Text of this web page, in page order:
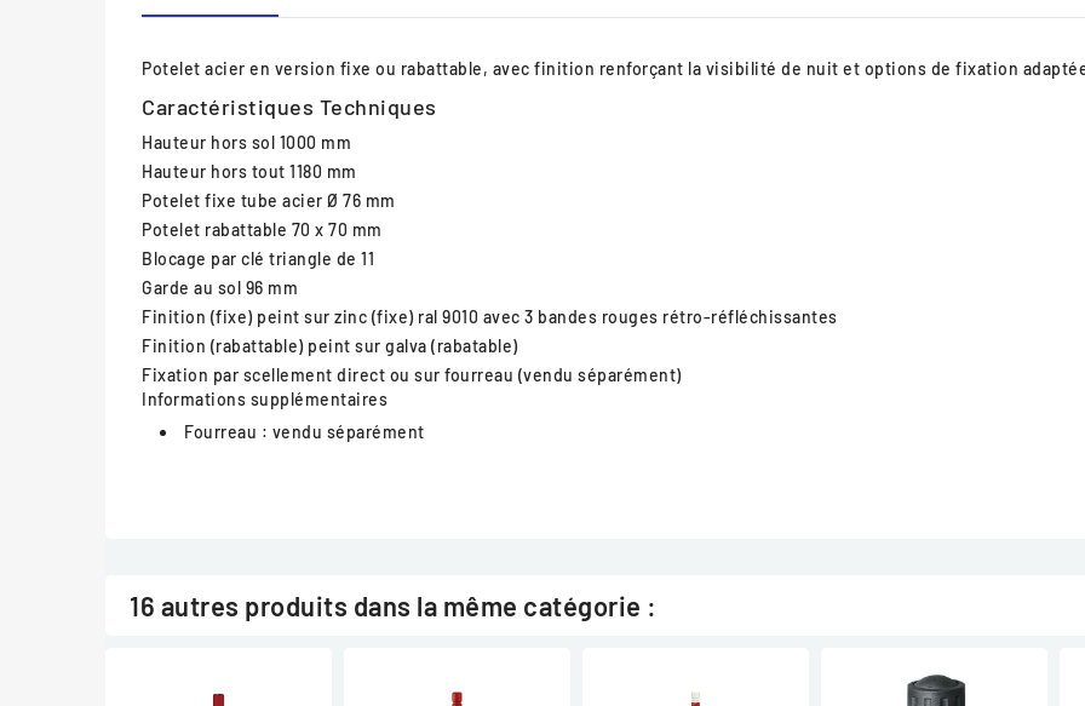
Potelet acier en version fixe ou rabattable, avec finition renforçant la visibilité de nuit et options de fixation
Caractéristiques Techniques
Hauteur hors sol 1000 mm
Hauteur hors tout 1180 mm
Potelet fixe tube acier Ø 76 mm
Potelet rabattable 70 x 70 mm
Blocage par clé triangle de 11
Garde au sol 96 mm
Finition (fixe) peint sur zinc (fixe) ral 9010 avec 3 bandes rouges rétro-réfléchissantes
Finition (rabattable) peint sur galva (rabatable)
Fixation par scellement direct ou sur fourreau (vendu séparément)
Informations supplémentaires
Fourreau : vendu séparément
16 autres produits dans la même catégorie :